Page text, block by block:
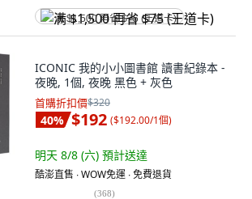
满 $1,500 再省 $75 (王道卡)
ICONIC 我的小小圖書館 讀書紀錄本 -
夜晚, 1個, 夜晚 黑色 + 灰色
首購折扣價$320
40% $192 ($192.00/1個)
明天 8/8 (六) 預計送達
酷澎直售 ∙ WOW免運 ∙ 免費退貨
(368)